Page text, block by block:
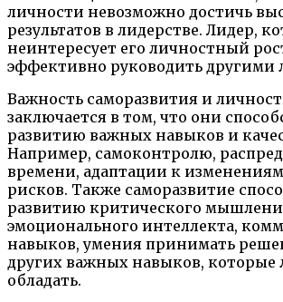
личности невозможно достичь
результатов в лидерстве. Лидер,
неинтересует его личностный
эффективно руководить другими
Важность саморазвития и
заключается в том, что они
развитию важных навыков и
Например, самоконтролю,
времени, адаптации к
рисков. Также саморазвитие
развитию критического
эмоционального интеллекта,
навыков, умения принимать
других важных навыков, которые
обладать.